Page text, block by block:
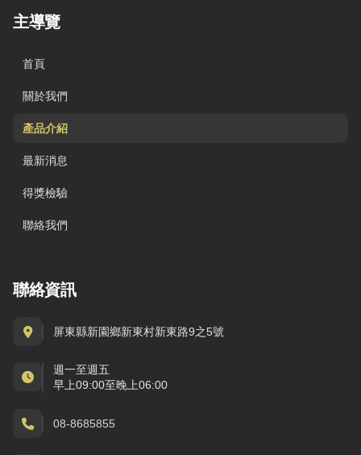
主導覽
首頁
關於我們
產品介紹
最新消息
得獎檢驗
聯絡我們
聯絡資訊
屏東縣新園鄉新東村新東路9之5號
週一至週五
早上09:00至晚上06:00
08-8685855